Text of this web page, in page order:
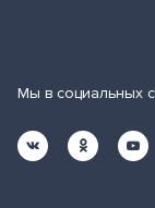
Мы в социальных